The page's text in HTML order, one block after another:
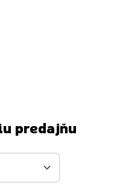
predajňu